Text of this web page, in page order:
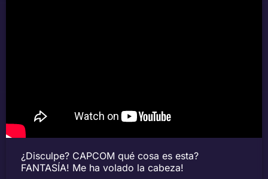
¿Disculpe? CAPCOM qué cosa es esta?
FANTASÍA! Me ha volado la cabeza!